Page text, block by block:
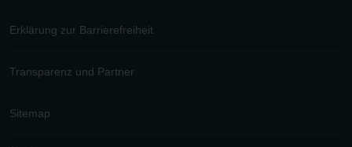
Erklärung zur Barrierefreiheit
Transparenz und Partner
Sitemap